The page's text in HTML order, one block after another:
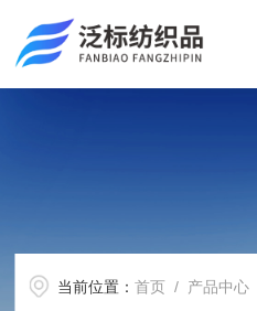
当前位置：首页 / 产品中心